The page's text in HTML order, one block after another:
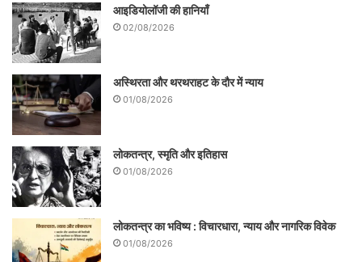
आइडियोलॉजी की हानियाँ
02/08/2026
अस्थिरता और थरथराहट के दौर में न्याय
01/08/2026
लोकतन्त्र, स्मृति और इतिहास
01/08/2026
लोकतन्त्र का भविष्य : विचारधारा, न्याय और नागरिक विवेक
01/08/2026